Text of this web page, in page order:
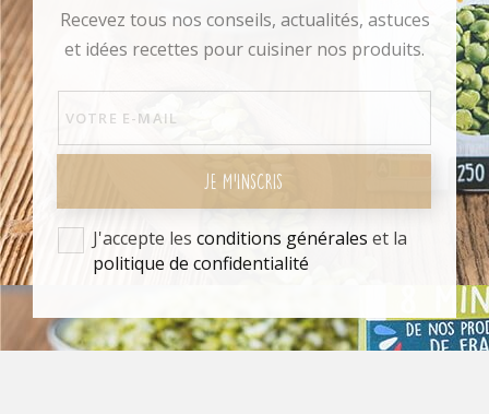
Recevez tous nos conseils, actualités, astuces
et idées recettes pour cuisiner nos produits.
J'accepte les conditions générales et la
politique de confidentialité
JE M'INSCRIS